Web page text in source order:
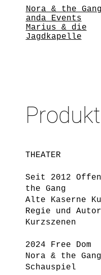
Nora & the Gang
anda Events
Marius & die
Jagdkapelle
THEATER
Seit 2012
the Gang
Alte Kaserne
Regie und
Kurzszenen
2024 Free Dom
Nora & the Gang
Schauspiel